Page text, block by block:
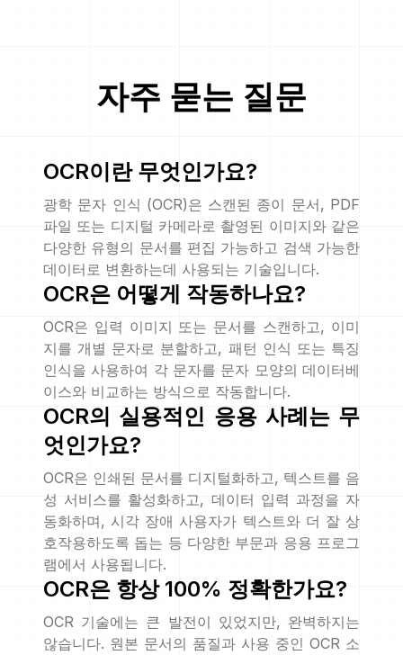
자주 묻는 질문
OCR이란 무엇인가요?
광학 문자 인식 (OCR)은 스캔된 종이 문서, PDF
파일 또는 디지털 카메라로 촬영된 이미지와 같은
다양한 유형의 문서를 편집 가능하고 검색 가능한
데이터로 변환하는데 사용되는 기술입니다.
OCR은 어떻게 작동하나요?
OCR은 입력 이미지 또는 문서를 스캔하고, 이미
지를 개별 문자로 분할하고, 패턴 인식 또는 특징
인식을 사용하여 각 문자를 문자 모양의 데이터베
이스와 비교하는 방식으로 작동합니다.
OCR의 실용적인 응용 사례는 무
엇인가요?
OCR은 인쇄된 문서를 디지털화하고, 텍스트를 음
성 서비스를 활성화하고, 데이터 입력 과정을 자
동화하며, 시각 장애 사용자가 텍스트와 더 잘 상
호작용하도록 돕는 등 다양한 부문과 응용 프로그
램에서 사용됩니다.
OCR은 항상 100% 정확한가요?
OCR 기술에는 큰 발전이 있었지만, 완벽하지는
않습니다. 원본 문서의 품질과 사용 중인 OCR 소